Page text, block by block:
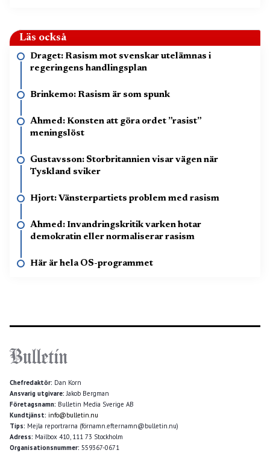
Läs också
Draget: Rasism mot svenskar utelämnas i
regeringens handlingsplan
Brinkemo: Rasism är som spunk
Ahmed: Konsten att göra ordet ”rasist”
meningslöst
Gustavsson: Storbritannien visar vägen när
Tyskland sviker
Hjort: Vänsterpartiets problem med rasism
Ahmed: Invandringskritik varken hotar
demokratin eller normaliserar rasism
Här är hela OS-programmet
Chefredaktör: Dan Korn
Ansvarig utgivare: Jakob Bergman
Företagsnamn: Bulletin Media Sverige AB
Kundtjänst: info@bulletin.nu
Tips: Mejla reportrarna (förnamn.efternamn@bulletin.nu)
Adress: Mailbox 410, 111 73 Stockholm
Organisationsnummer: 559367-0671